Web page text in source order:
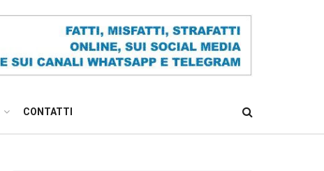
CONTATTI